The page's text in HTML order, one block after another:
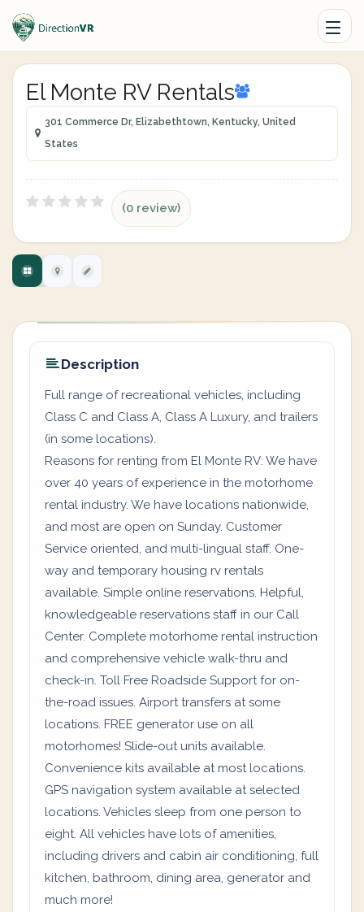
El Monte RV Rentals
301 Commerce Dr, Elizabethtown, Kentucky, United
States
(0 review)
Description
Full range of recreational vehicles, including
Class C and Class A, Class A Luxury, and trailers
(in some locations).
Reasons for renting from El Monte RV: We have
over 40 years of experience in the motorhome
rental industry. We have locations nationwide,
and most are open on Sunday. Customer
Service oriented, and multi-lingual staff. One-
way and temporary housing rv rentals
available. Simple online reservations. Helpful,
knowledgeable reservations staff in our Call
Center. Complete motorhome rental instruction
and comprehensive vehicle walk-thru and
check-in. Toll Free Roadside Support for on-
the-road issues. Airport transfers at some
locations. FREE generator use on all
motorhomes! Slide-out units available.
Convenience kits available at most locations.
GPS navigation system available at selected
locations. Vehicles sleep from one person to
eight. All vehicles have lots of amenities,
including drivers and cabin air conditioning, full
kitchen, bathroom, dining area, generator and
much more!